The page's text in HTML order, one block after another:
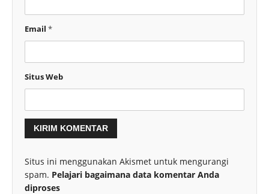
Email *
Situs Web
Situs ini menggunakan Akismet untuk mengurangi
spam. Pelajari bagaimana data komentar Anda
diproses